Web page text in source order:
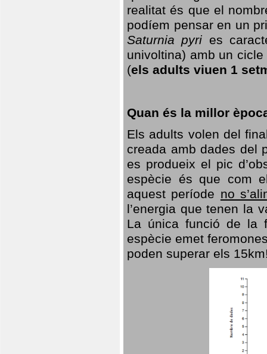
realitat és que el
podíem pensar en un
Saturnia pyri es
univoltina) amb un
(els adults viuen 1
Quan és la millor
Els adults volen del
creada amb dades del
es produeix el pic
espècie és que com
aquest període no
l’energia que tenen la
La única funció de la
espècie emet
poden superar els